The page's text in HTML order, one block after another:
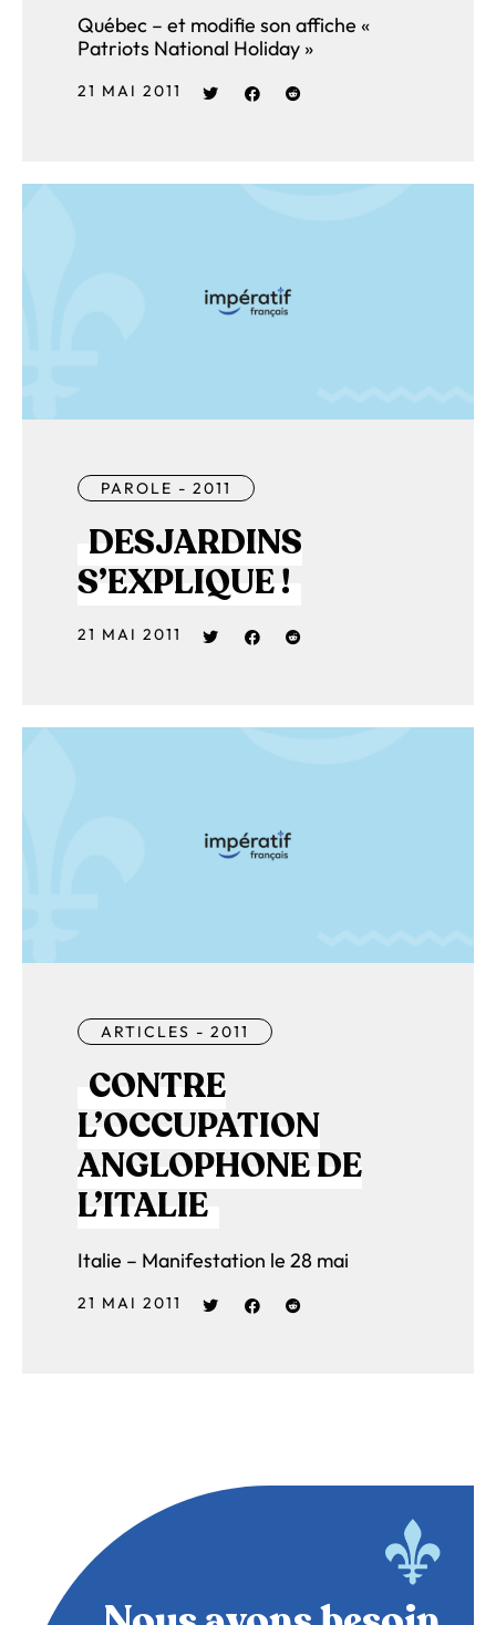
Québec – et modifie son affiche «
Patriots National Holiday »
21 MAI 2011
PAROLE - 2011
DESJARDINS
S’EXPLIQUE !
21 MAI 2011
ARTICLES - 2011
CONTRE
L’OCCUPATION
ANGLOPHONE DE
L’ITALIE
Italie – Manifestation le 28 mai
21 MAI 2011